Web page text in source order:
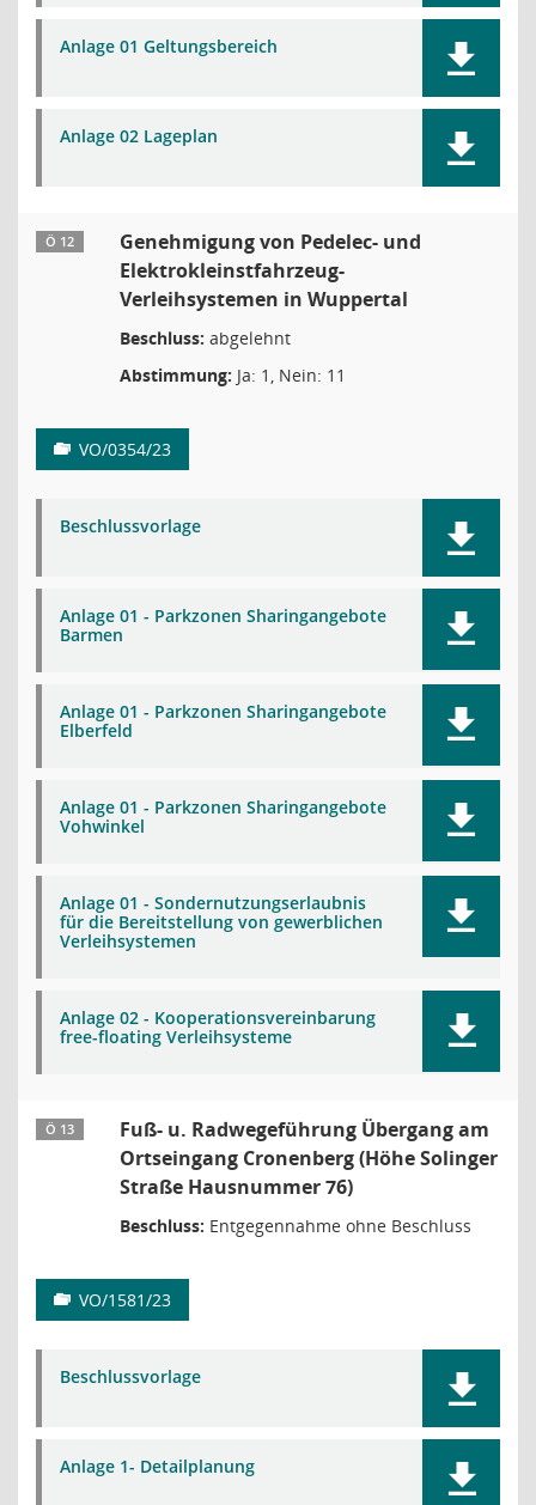
Anlage 01 Geltungsbereich
Anlage 02 Lageplan
Ö 12
Genehmigung von Pedelec- und
Elektrokleinstfahrzeug-
Verleihsystemen in Wuppertal
Beschluss: abgelehnt
Abstimmung: Ja: 1, Nein: 11
VO/0354/23
Beschlussvorlage
Anlage 01 - Parkzonen Sharingangebote
Barmen
Anlage 01 - Parkzonen Sharingangebote
Elberfeld
Anlage 01 - Parkzonen Sharingangebote
Vohwinkel
Anlage 01 - Sondernutzungserlaubnis
für die Bereitstellung von gewerblichen
Verleihsystemen
Anlage 02 - Kooperationsvereinbarung
free-floating Verleihsysteme
Ö 13
Fuß- u. Radwegeführung Übergang am
Ortseingang Cronenberg (Höhe Solinger
Straße Hausnummer 76)
Beschluss: Entgegennahme ohne Beschluss
VO/1581/23
Beschlussvorlage
Anlage 1- Detailplanung